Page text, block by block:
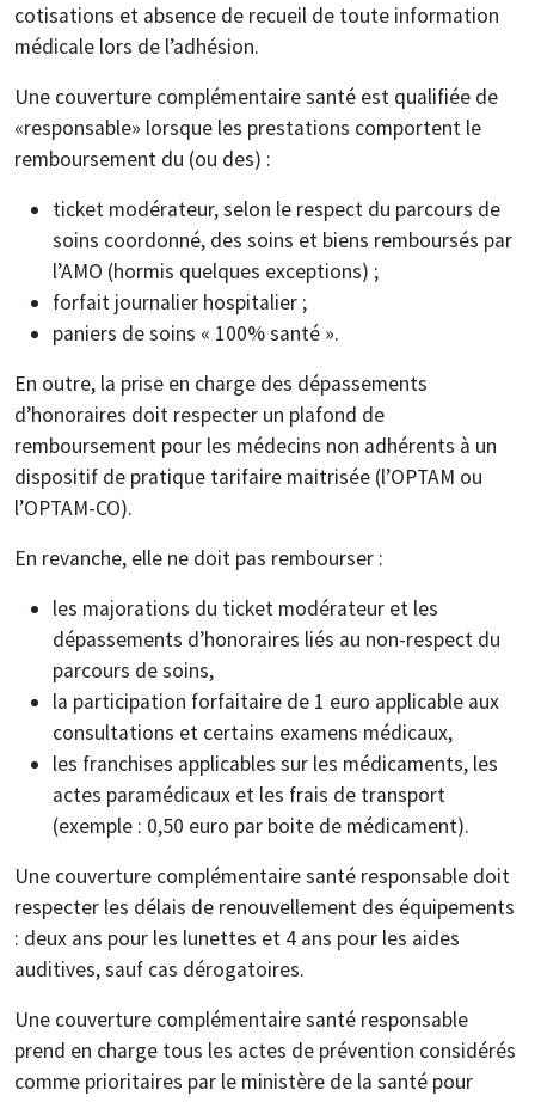
cotisations et absence de recueil de toute information
médicale lors de l’adhésion.
Une couverture complémentaire santé est qualifiée de
«responsable» lorsque les prestations comportent le
remboursement du (ou des) :
ticket modérateur, selon le respect du parcours de
soins coordonné, des soins et biens remboursés par
l’AMO (hormis quelques exceptions) ;
forfait journalier hospitalier ;
paniers de soins « 100% santé ».
En outre, la prise en charge des dépassements
d’honoraires doit respecter un plafond de
remboursement pour les médecins non adhérents à un
dispositif de pratique tarifaire maitrisée (l’OPTAM ou
l’OPTAM-CO).
En revanche, elle ne doit pas rembourser :
les majorations du ticket modérateur et les
dépassements d’honoraires liés au non-respect du
parcours de soins,
la participation forfaitaire de 1 euro applicable aux
consultations et certains examens médicaux,
les franchises applicables sur les médicaments, les
actes paramédicaux et les frais de transport
(exemple : 0,50 euro par boite de médicament).
Une couverture complémentaire santé responsable doit
respecter les délais de renouvellement des équipements
: deux ans pour les lunettes et 4 ans pour les aides
auditives, sauf cas dérogatoires.
Une couverture complémentaire santé responsable
prend en charge tous les actes de prévention considérés
comme prioritaires par le ministère de la santé pour